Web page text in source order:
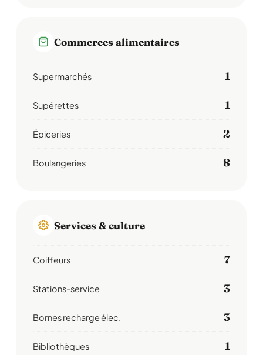
Commerces alimentaires
Supermarchés 1
Supérettes 1
Épiceries 2
Boulangeries 8
Services & culture
Coiffeurs 7
Stations-service 3
Bornes recharge élec. 3
Bibliothèques 1